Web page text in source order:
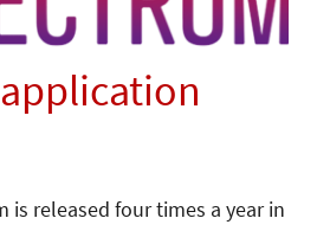
is released four times a year in